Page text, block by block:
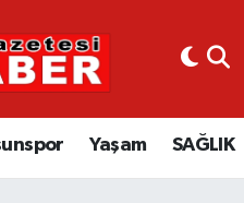
Yaşam SAĞLIK